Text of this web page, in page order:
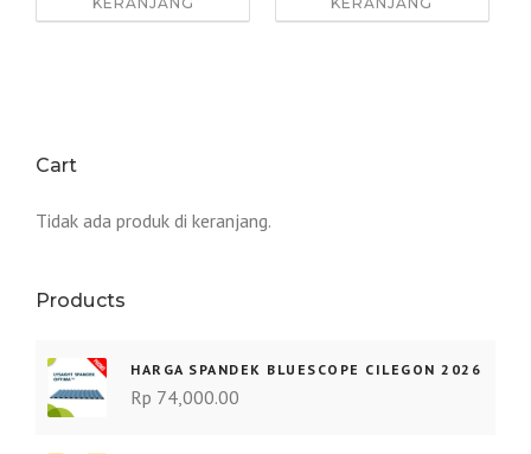
Cart
Tidak ada produk di keranjang.
Products
HARGA SPANDEK BLUESCOPE CILEGON 2026
Rp 74,000.00